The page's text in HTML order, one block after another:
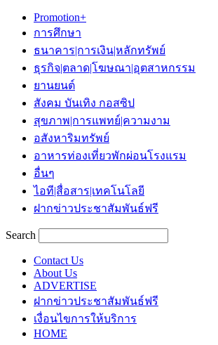
Promotion+
การศึกษา
ธนาคาร|การเงิน|หลักทรัพย์
ธุรกิจ|ตลาด|โฆษณา|อุตสาหกรรม
ยานยนต์
สังคม บันเทิง กอสซิป
สุขภาพ|การแพทย์|ความงาม
อสังหาริมทรัพย์
อาหารท่องเที่ยวพักผ่อนโรงแรม
อื่นๆ
ไอที|สื่อสาร|เทคโนโลยี
ฝากข่าวประชาสัมพันธ์ฟรี
Search
Contact Us
About Us
ADVERTISE
ฝากข่าวประชาสัมพันธ์ฟรี
เงื่อนไขการให้บริการ
HOME